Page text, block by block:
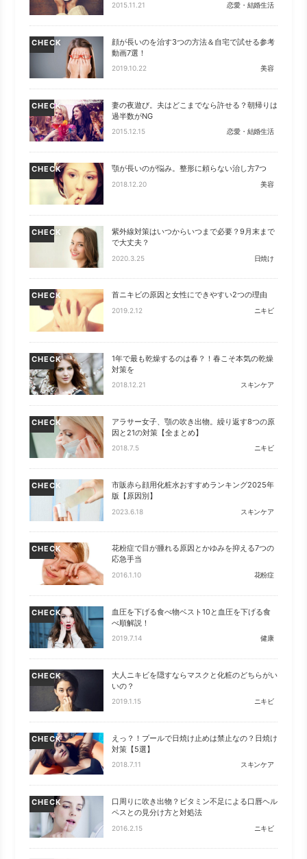
2015.11.21 恋愛・結婚生活
CHECK
顔が長いのを治す3つの方法＆自宅で試せる参考
動画7選！
2019.10.22 美容
CHECK
妻の夜遊び。夫はどこまでなら許せる？朝帰りは
過半数がNG
2015.12.15 恋愛・結婚生活
CHECK 顎が長いのが悩み。整形に頼らない治し方7つ
2018.12.20 美容
CHECK
紫外線対策はいつからいつまで必要？9月末まで
で大丈夫？
2020.3.25 日焼け
CHECK 首ニキビの原因と女性にできやすい2つの理由
2019.2.12 ニキビ
CHECK
1年で最も乾燥するのは春？！春こそ本気の乾燥
対策を
2018.12.21 スキンケア
CHECK
アラサー女子、顎の吹き出物。繰り返す8つの原
因と21の対策【全まとめ】
2018.7.5 ニキビ
CHECK
市販赤ら顔用化粧水おすすめランキング2025年
版【原因別】
2023.6.18 スキンケア
CHECK
花粉症で目が腫れる原因とかゆみを抑える7つの
応急手当
2016.1.10 花粉症
CHECK
血圧を下げる食べ物ベスト10と血圧を下げる食
べ順解説！
2019.7.14 健康
CHECK
大人ニキビを隠すならマスクと化粧のどちらがい
いの？
2019.1.15 ニキビ
CHECK
えっ？！プールで日焼け止めは禁止なの？日焼け
対策【5選】
2018.7.11 スキンケア
CHECK
口周りに吹き出物？ビタミン不足による口唇ヘル
ペスとの見分け方と対処法
2016.2.15 ニキビ